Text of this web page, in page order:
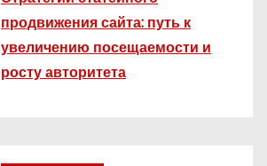
продвижения сайта: путь к
увеличению посещаемости и
росту авторитета